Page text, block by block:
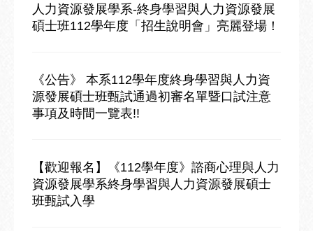
人力資源發展學系-終身學習與人力資源發展
碩士班112學年度「招生說明會」亮麗登場！
《公告》 本系112學年度終身學習與人力資
源發展碩士班甄試通過初審名單暨口試注意
事項及時間一覽表!!
【歡迎報名】《112學年度》諮商心理與人力
資源發展學系終身學習與人力資源發展碩士
班甄試入學